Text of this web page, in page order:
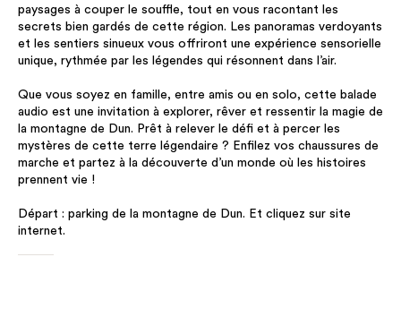
paysages à couper le souffle, tout en vous racontant les
secrets bien gardés de cette région. Les panoramas verdoyants
et les sentiers sinueux vous offriront une expérience sensorielle
unique, rythmée par les légendes qui résonnent dans l’air.
Que vous soyez en famille, entre amis ou en solo, cette balade
audio est une invitation à explorer, rêver et ressentir la magie de
la montagne de Dun. Prêt à relever le défi et à percer les
mystères de cette terre légendaire ? Enfilez vos chaussures de
marche et partez à la découverte d’un monde où les histoires
prennent vie !
Départ : parking de la montagne de Dun. Et cliquez sur site
internet.